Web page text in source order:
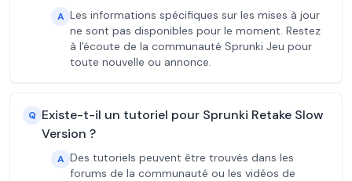
A Les informations spécifiques sur les mises à jour
ne sont pas disponibles pour le moment. Restez
à l'écoute de la communauté Sprunki Jeu pour
toute nouvelle ou annonce.
Q Existe-t-il un tutoriel pour Sprunki Retake Slow
Version ?
A Des tutoriels peuvent être trouvés dans les
forums de la communauté ou les vidéos de